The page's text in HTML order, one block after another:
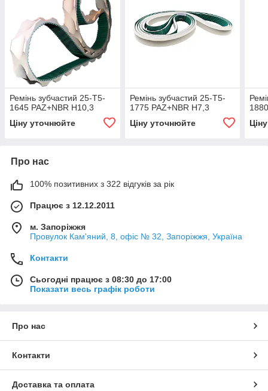
Ремінь зубчастий 25-T5-
1645 PAZ+NBR H10,3
Ціну уточнюйте
Ремінь зубчастий 25-T5-
1775 PAZ+NBR H7,3
Ціну уточнюйте
Про нас
100% позитивних з 322 відгуків за рік
Працює з 12.12.2011
м. Запоріжжя
Провулок Кам'яний, 8, офіс № 32, Запоріжжя, Україна
Контакти
Сьогодні працює з 08:30 до 17:00
Показати весь графік роботи
Про нас
Контакти
Доставка та оплата